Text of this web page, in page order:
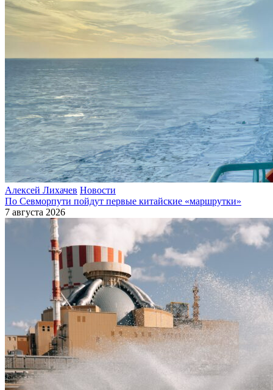
Алексей Лихачев Новости
По Севморпути пойдут первые китайские «маршрутки»
7 августа 2026